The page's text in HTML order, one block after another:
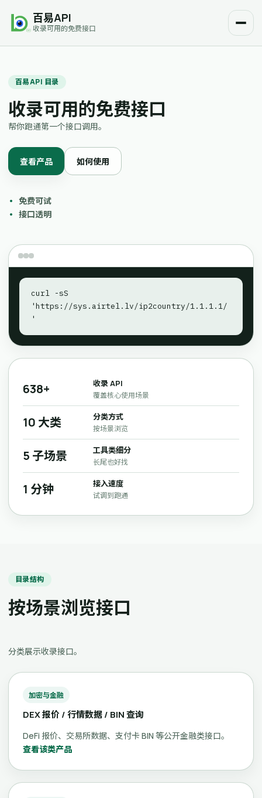
百易API
收录可用的免费接口
百易API 目录
收录可用的免费接口
帮你跑通第一个接口调用。
查看产品 如何使用
免费可试
接口透明
curl -sS
'https://sys.airtel.lv/ip2country/1.1.1.1/
'
638+ 收录 API
覆盖核心使用场景
10 大类 分类方式
按场景浏览
5 子场景 工具类细分
长尾也好找
1 分钟 接入速度
试调到跑通
目录结构
按场景浏览接口
分类展示收录接口。
加密与金融
DEX 报价 / 行情数据 / BIN 查询
DeFi 报价、交易所数据、支付卡 BIN 等公开金融类接口。
查看该类产品